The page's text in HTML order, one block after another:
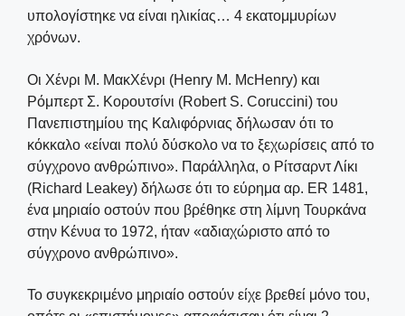
υπολογίστηκε να είναι ηλικίας… 4 εκατομμυρίων
χρόνων.
Οι Χένρι Μ. ΜακΧένρι (Henry M. McHenry) και
Ρόμπερτ Σ. Κορουτσίνι (Robert S. Coruccini) του
Πανεπιστημίου της Καλιφόρνιας δήλωσαν ότι το
κόκκαλο «είναι πολύ δύσκολο να το ξεχωρίσεις από το
σύγχρονο ανθρώπινο». Παράλληλα, ο Ρίτσαρντ Λίκι
(Richard Leakey) δήλωσε ότι το εύρημα αρ. ER 1481,
ένα μηριαίο οστούν που βρέθηκε στη λίμνη Τουρκάνα
στην Κένυα το 1972, ήταν «αδιαχώριστο από το
σύγχρονο ανθρώπινο».
Το συγκεκριμένο μηριαίο οστούν είχε βρεθεί μόνο του,